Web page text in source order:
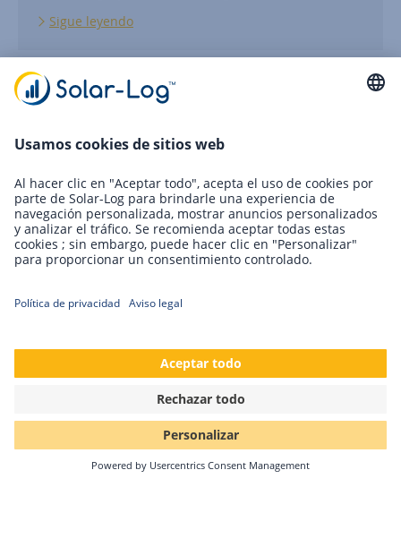
Sigue leyendo
Comercialización directa de electricidad
fotovoltaica en Europa
La comercialización directa es sinónimo de integración
de las energías renovables. Este artículo técnico arroja